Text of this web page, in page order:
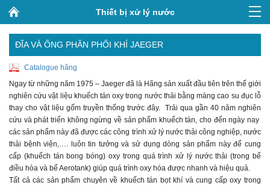
Thiết bị xử lý nước
ĐĨA VÀ ỐNG PHÂN PHỐI KHÍ JAEGER
Catalogue hãng
Ngay từ những năm 1975 – Jaeger đã là Hãng sản xuất đầu tiên trên thế giới
nghiên cứu vật liệu khuếch tán oxy trong nước thải bằng màng cao su đục lỗ
thay cho vật liệu gốm truyền thống trước đây. Trải qua gần 40 năm nghiên
cứu và phát triển không ngừng về sản phẩm khuếch tán, cho đến ngày nay
các sản phẩm này đã được các công trình xử lý nước thải công nghiệp, nước
thải bệnh viện,…. luôn tin tưởng và sử dụng dòng sản phẩm này để cung
cấp (khuếch tán bong bóng) oxy trong quá trình xử lý nước thải (trong bể
điều hòa và bể Aerotank) giúp quá trình oxy hóa được nhanh và hiệu quả.
Tất cả các sản phẩm chuyên về khuếch tán bọt khí và cung cấp oxy trong